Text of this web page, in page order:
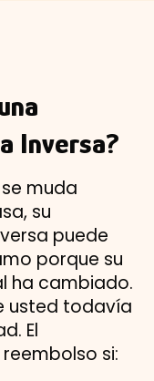
Inversa?
muda
su
puede
porque su
ha cambiado.
usted todavía
El
si: